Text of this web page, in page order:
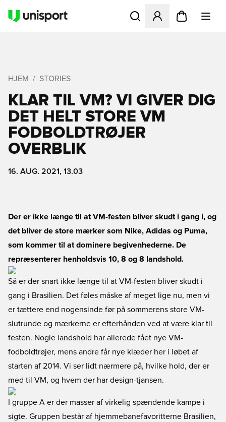
Åbner en Modal til at
HJEM STORIES
KLAR TIL VM? VI GIVER DIG
DET HELT STORE VM
FODBOLDTRØJER
OVERBLIK
16. AUG. 2021, 13.03
Der er ikke længe til at VM-festen bliver skudt i gang i, og
det bliver de store mærker som Nike, Adidas og Puma,
som kommer til at dominere begivenhederne. De
repræsenterer henholdsvis 10, 8 og 8 landshold.
Så er der snart ikke længe til at VM-festen bliver skudt i
gang i Brasilien. Det føles måske af meget lige nu, men vi
er tættere end nogensinde før på sommerens store VM-
slutrunde og mærkerne er efterhånden ved at være klar til
festen. Nogle landshold har allerede fået nye VM-
fodboldtrøjer, mens andre får nye klæder her i løbet af
starten af 2014. Vi ser lidt nærmere på, hvilke hold, der er
med til VM, og hvem der har design-tjansen.
I gruppe A er der masser af virkelig spændende kampe i
sigte. Gruppen består af hjemmebanefavoritterne Brasilien,